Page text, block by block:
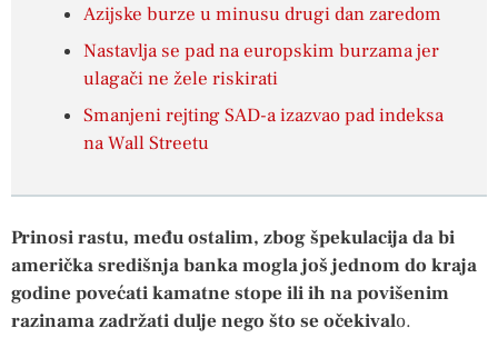
Azijske burze u minusu drugi dan zaredom
Nastavlja se pad na europskim burzama jer
ulagači ne žele riskirati
Smanjeni rejting SAD-a izazvao pad indeksa
na Wall Streetu
Prinosi rastu, među ostalim, zbog špekulacija da bi
američka središnja banka mogla još jednom do kraja
godine povećati kamatne stope ili ih na povišenim
razinama zadržati dulje nego što se očekivalo.